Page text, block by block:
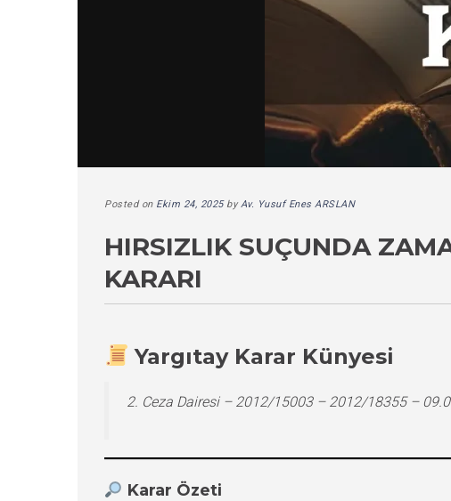
Posted on Ekim 24, 2025byAv. Yusuf Enes ARSLAN
HIRSIZLIK SUÇUNDA
KARARI
Yargıtay Karar Künyesi
2. Ceza Dairesi – 2012/15003 – 2012/18355 –
Karar Özeti